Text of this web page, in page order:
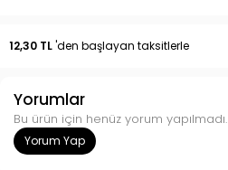
12,30 TL'den başlayan taksitlerle
Yorumlar
Bu ürün için henüz yorum yapılmadı.
Yorum Yap